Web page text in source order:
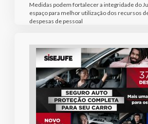
Medidas podem fortalecer a integridade do
espaço para melhor utilização dos recursos
despesas de pessoal